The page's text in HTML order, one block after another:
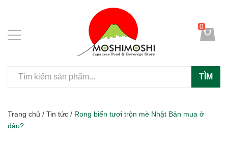
TÌM
0
Trang chủ / Tin tức / Rong biển tươi trộn mè Nhật Bản mua ở
đâu?